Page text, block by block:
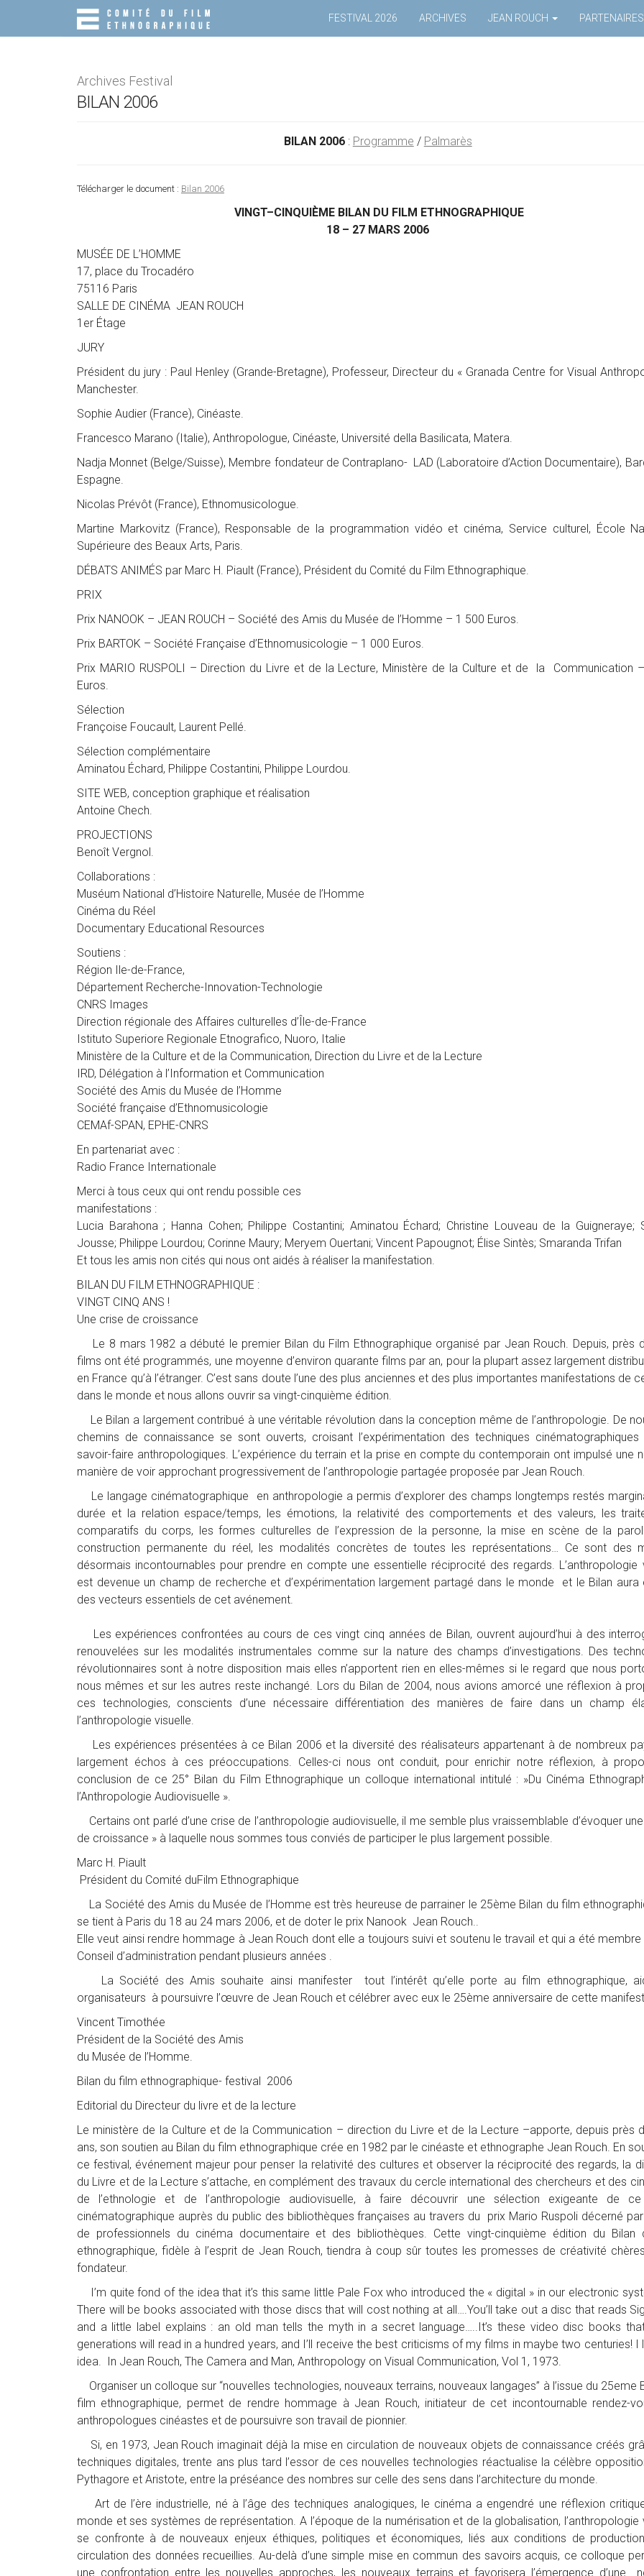
FESTIVAL 2026 ARCHIVES JEAN ROUCH PARTENAIRES
Archives Festival
BILAN 2006
BILAN 2006: Programme / Palmarès
Télécharger le document : Bilan 2006
VINGT–CINQUIÈME BILAN DU FILM ETHNOGRAPHIQUE
18 – 27 MARS 2006
MUSÉE DE L’HOMME
17, place du Trocadéro
75116 Paris
SALLE DE CINÉMA JEAN ROUCH
1er Étage
JURY
Président du jury : Paul Henley (Grande-Bretagne), Professeur, Directeur du « Granada Centre for Visual
Manchester.
Sophie Audier (France), Cinéaste.
Francesco Marano (Italie), Anthropologue, Cinéaste, Université della Basilicata, Matera.
Nadja Monnet (Belge/Suisse), Membre fondateur de Contraplano- LAD (Laboratoire d’Action Documentaire),
Espagne.
Nicolas Prévôt (France), Ethnomusicologue.
Martine Markovitz (France), Responsable de la programmation vidéo et cinéma, Service culturel, École
Supérieure des Beaux Arts, Paris.
DÉBATS ANIMÉS par Marc H. Piault (France), Président du Comité du Film Ethnographique.
PRIX
Prix NANOOK – JEAN ROUCH – Société des Amis du Musée de l’Homme – 1 500 Euros.
Prix BARTOK – Société Française d’Ethnomusicologie – 1 000 Euros.
Prix MARIO RUSPOLI – Direction du Livre et de la Lecture, Ministère de la Culture et de la Communication
Euros.
Sélection
Françoise Foucault, Laurent Pellé.
Sélection complémentaire
Aminatou Échard, Philippe Costantini, Philippe Lourdou.
SITE WEB, conception graphique et réalisation
Antoine Chech.
PROJECTIONS
Benoît Vergnol.
Collaborations :
Muséum National d’Histoire Naturelle, Musée de l’Homme
Cinéma du Réel
Documentary Educational Resources
Soutiens :
Région Ile-de-France,
Département Recherche-Innovation-Technologie
CNRS Images
Direction régionale des Affaires culturelles d’Île-de-France
Istituto Superiore Regionale Etnografico, Nuoro, Italie
Ministère de la Culture et de la Communication, Direction du Livre et de la Lecture
IRD, Délégation à l’Information et Communication
Société des Amis du Musée de l’Homme
Société française d’Ethnomusicologie
CEMAf-SPAN, EPHE-CNRS
En partenariat avec :
Radio France Internationale
Merci à tous ceux qui ont rendu possible ces
manifestations :
Lucia Barahona ; Hanna Cohen; Philippe Costantini; Aminatou Échard; Christine Louveau de la Guigneraye;
Jousse; Philippe Lourdou; Corinne Maury; Meryem Ouertani; Vincent Papougnot; Élise Sintès; Smaranda Trifan
Et tous les amis non cités qui nous ont aidés à réaliser la manifestation.
BILAN DU FILM ETHNOGRAPHIQUE :
VINGT CINQ ANS !
Une crise de croissance
Le 8 mars 1982 a débuté le premier Bilan du Film Ethnographique organisé par Jean Rouch. Depuis, près
films ont été programmés, une moyenne d’environ quarante films par an, pour la plupart assez largement
en France qu’à l’étranger. C’est sans doute l’une des plus anciennes et des plus importantes manifestations de
dans le monde et nous allons ouvrir sa vingt-cinquième édition.
Le Bilan a largement contribué à une véritable révolution dans la conception même de l’anthropologie. De
chemins de connaissance se sont ouverts, croisant l’expérimentation des techniques
savoir-faire anthropologiques. L’expérience du terrain et la prise en compte du contemporain ont impulsé une
manière de voir approchant progressivement de l’anthropologie partagée proposée par Jean Rouch.
Le langage cinématographique en anthropologie a permis d’explorer des champs longtemps restés
durée et la relation espace/temps, les émotions, la relativité des comportements et des valeurs, les
comparatifs du corps, les formes culturelles de l’expression de la personne, la mise en scène de la
construction permanente du réel, les modalités concrètes de toutes les représentations… Ce sont des
désormais incontournables pour prendre en compte une essentielle réciprocité des regards. L’anthropologie
est devenue un champ de recherche et d’expérimentation largement partagé dans le monde et le Bilan aura
des vecteurs essentiels de cet avénement.
Les expériences confrontées au cours de ces vingt cinq années de Bilan, ouvrent aujourd’hui à des
renouvelées sur les modalités instrumentales comme sur la nature des champs d’investigations. Des
révolutionnaires sont à notre disposition mais elles n’apportent rien en elles-mêmes si le regard que nous
nous mêmes et sur les autres reste inchangé. Lors du Bilan de 2004, nous avions amorcé une réflexion à
ces technologies, conscients d’une nécessaire différentiation des manières de faire dans un champ
l’anthropologie visuelle.
Les expériences présentées à ce Bilan 2006 et la diversité des réalisateurs appartenant à de nombreux
largement échos à ces préoccupations. Celles-ci nous ont conduit, pour enrichir notre réflexion, à
conclusion de ce 25° Bilan du Film Ethnographique un colloque international intitulé : »Du Cinéma
l’Anthropologie Audiovisuelle ».
Certains ont parlé d’une crise de l’anthropologie audiovisuelle, il me semble plus vraissemblable d’évoquer
de croissance » à laquelle nous sommes tous conviés de participer le plus largement possible.
Marc H. Piault
Président du Comité duFilm Ethnographique
La Société des Amis du Musée de l’Homme est très heureuse de parrainer le 25ème Bilan du film
se tient à Paris du 18 au 24 mars 2006, et de doter le prix Nanook Jean Rouch..
Elle veut ainsi rendre hommage à Jean Rouch dont elle a toujours suivi et soutenu le travail et qui a été
Conseil d’administration pendant plusieurs années .
La Société des Amis souhaite ainsi manifester tout l’intérêt qu’elle porte au film ethnographique,
organisateurs à poursuivre l’œuvre de Jean Rouch et célébrer avec eux le 25ème anniversaire de cette
Vincent Timothée
Président de la Société des Amis
du Musée de l’Homme.
Bilan du film ethnographique- festival 2006
Editorial du Directeur du livre et de la lecture
Le ministère de la Culture et de la Communication – direction du Livre et de la Lecture –apporte, depuis près
ans, son soutien au Bilan du film ethnographique crée en 1982 par le cinéaste et ethnographe Jean Rouch. En
ce festival, événement majeur pour penser la relativité des cultures et observer la réciprocité des regards, la
du Livre et de la Lecture s’attache, en complément des travaux du cercle international des chercheurs et des
de l’ethnologie et de l’anthropologie audiovisuelle, à faire découvrir une sélection exigeante de
cinématographique auprès du public des bibliothèques françaises au travers du prix Mario Ruspoli décerné par
de professionnels du cinéma documentaire et des bibliothèques. Cette vingt-cinquième édition du Bilan
ethnographique, fidèle à l’esprit de Jean Rouch, tiendra à coup sûr toutes les promesses de créativité
fondateur.
I’m quite fond of the idea that it’s this same little Pale Fox who introduced the « digital » in our electronic
There will be books associated with those discs that will cost nothing at all….You’ll take out a disc that reads
and a little label explains : an old man tells the myth in a secret language…..It’s these video disc books
generations will read in a hundred years, and I’ll receive the best criticisms of my films in maybe two centuries! I
idea. In Jean Rouch, The Camera and Man, Anthropology on Visual Communication, Vol 1, 1973.
Organiser un colloque sur “nouvelles technologies, nouveaux terrains, nouveaux langages” à l’issue du 25eme
film ethnographique, permet de rendre hommage à Jean Rouch, initiateur de cet incontournable rendez-
anthropologues cinéastes et de poursuivre son travail de pionnier.
Si, en 1973, Jean Rouch imaginait déjà la mise en circulation de nouveaux objets de connaissance créés
techniques digitales, trente ans plus tard l’essor de ces nouvelles technologies réactualise la célèbre
Pythagore et Aristote, entre la préséance des nombres sur celle des sens dans l’architecture du monde.
Art de l’ère industrielle, né à l’âge des techniques analogiques, le cinéma a engendré une réflexion
monde et ses systèmes de représentation. A l’époque de la numérisation et de la globalisation, l’anthropologie
se confronte à de nouveaux enjeux éthiques, politiques et économiques, liés aux conditions de
circulation des données recueillies. Au-delà d’une simple mise en commun des savoirs acquis, ce colloque
une confrontation entre les nouvelles approches, les nouveaux terrains et favorisera l’émergence d’une